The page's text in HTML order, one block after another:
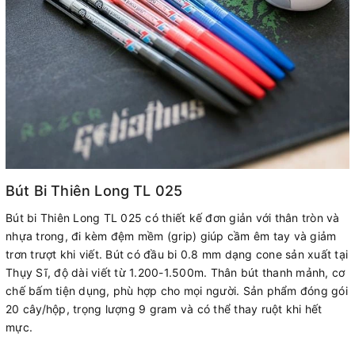
Bút Bi Thiên Long TL 025
Bút bi Thiên Long TL 025 có thiết kế đơn giản với thân tròn và
nhựa trong, đi kèm đệm mềm (grip) giúp cầm êm tay và giảm
trơn trượt khi viết. Bút có đầu bi 0.8 mm dạng cone sản xuất tại
Thụy Sĩ, độ dài viết từ 1.200-1.500m. Thân bút thanh mảnh, cơ
chế bấm tiện dụng, phù hợp cho mọi người. Sản phẩm đóng gói
20 cây/hộp, trọng lượng 9 gram và có thể thay ruột khi hết
mực.